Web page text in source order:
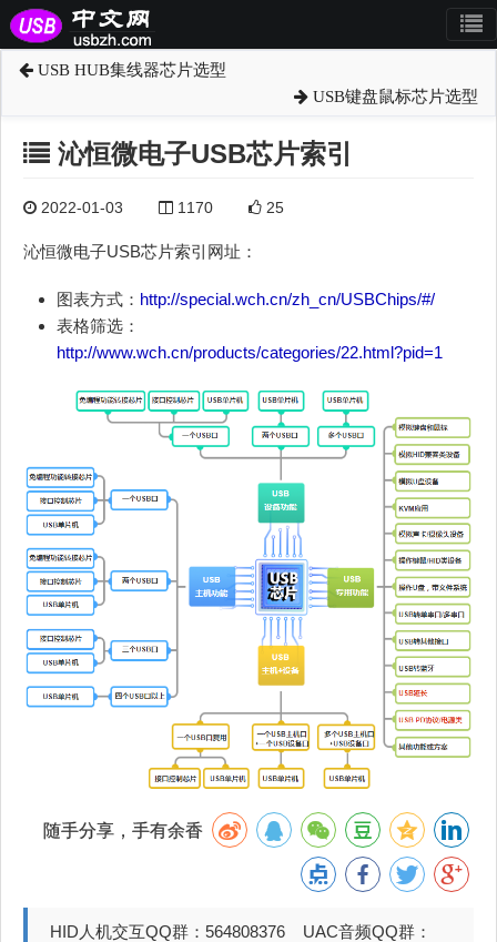
USB HUB集线器芯片选型
USB键盘鼠标芯片选型
沁恒微电子USB芯片索引
2022-01-03 1170 25
沁恒微电子USB芯片索引网址：
图表方式： http://special.wch.cn/zh_cn/USBChips/#/
表格筛选：
http://www.wch.cn/products/categories/22.html?pid=1
随手分享，手有余香
HID人机交互QQ群：564808376 UAC音频QQ群：